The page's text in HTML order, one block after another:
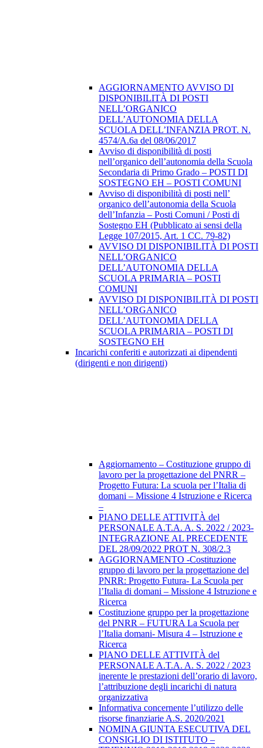
AGGIORNAMENTO AVVISO DI
DISPONIBILITÀ DI POSTI
NELL’ORGANICO
DELL’AUTONOMIA DELLA
SCUOLA DELL’INFANZIA PROT. N.
4574/A.6a del 08/06/2017
Avviso di disponibilità di posti
nell’organico dell’autonomia della Scuola
Secondaria di Primo Grado – POSTI DI
SOSTEGNO EH – POSTI COMUNI
Avviso di disponibilità di posti nell’
organico dell’autonomia della Scuola
dell’Infanzia – Posti Comuni / Posti di
Sostegno EH (Pubblicato ai sensi della
Legge 107/2015, Art. 1 CC. 79-82)
AVVISO DI DISPONIBILITÀ DI POSTI
NELL’ORGANICO
DELL’AUTONOMIA DELLA
SCUOLA PRIMARIA – POSTI
COMUNI
AVVISO DI DISPONIBILITÀ DI POSTI
NELL’ORGANICO
DELL’AUTONOMIA DELLA
SCUOLA PRIMARIA – POSTI DI
SOSTEGNO EH
Incarichi conferiti e autorizzati ai dipendenti
(dirigenti e non dirigenti)
Aggiornamento – Costituzione gruppo di
lavoro per la progettazione del PNRR –
Progetto Futura: La scuola per l’Italia di
domani – Missione 4 Istruzione e Ricerca
–
PIANO DELLE ATTIVITÀ del
PERSONALE A.T.A. A. S. 2022 / 2023-
INTEGRAZIONE AL PRECEDENTE
DEL 28/09/2022 PROT N. 308/2.3
AGGIORNAMENTO -Costituzione
gruppo di lavoro per la progettazione del
PNRR: Progetto Futura- La Scuola per
l’Italia di domani – Missione 4 Istruzione e
Ricerca
Costituzione gruppo per la progettazione
del PNRR – FUTURA La Scuola per
l’Italia domani- Misura 4 – Istruzione e
Ricerca
PIANO DELLE ATTIVITÀ del
PERSONALE A.T.A. A. S. 2022 / 2023
inerente le prestazioni dell’orario di lavoro,
l’attribuzione degli incarichi di natura
organizzativa
Informativa concernente l’utilizzo delle
risorse finanziarie A.S. 2020/2021
NOMINA GIUNTA ESECUTIVA DEL
CONSIGLIO DI ISTITUTO –